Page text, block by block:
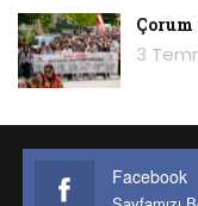
Çorum
3
Facebook